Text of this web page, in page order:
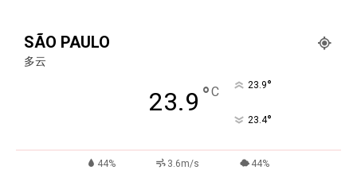
SÃO PAULO
多云
23.9 °C 23.9°
23.4°
44% 3.6m/s 44%